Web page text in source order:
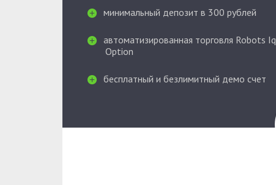
минимальный депозит в 300 рублей
автоматизированная торговля Robots Iq
Option
бесплатный и безлимитный демо счет